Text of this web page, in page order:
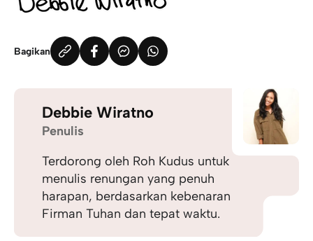
Bagikan
Debbie Wiratno
Penulis
Terdorong oleh Roh Kudus untuk
menulis renungan yang penuh
harapan, berdasarkan kebenaran
Firman Tuhan dan tepat waktu.